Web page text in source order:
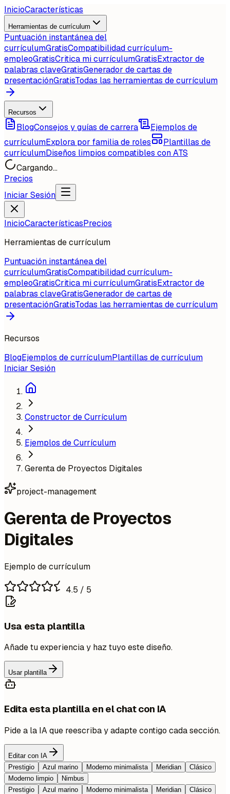
InicioCaracterísticas
Herramientas de currículum
Puntuación instantánea del
currículumGratisCompatibilidad currículum-
empleoGratisCritica mi currículumGratisExtractor de
palabras claveGratisGenerador de cartas de
presentaciónGratisTodas las herramientas de currículum
Recursos
BlogConsejos y guías de carrera
Ejemplos de
currículumExplora por familia de roles
Plantillas de
currículumDiseños limpios compatibles con ATS
Cargando...
Precios
Iniciar Sesión
InicioCaracterísticasPrecios
Herramientas de currículum
Puntuación instantánea del
currículumGratisCompatibilidad currículum-
empleoGratisCritica mi currículumGratisExtractor de
palabras claveGratisGenerador de cartas de
presentaciónGratisTodas las herramientas de currículum
Recursos
BlogEjemplos de currículumPlantillas de currículum
Iniciar Sesión
Constructor de Currículum
Ejemplos de Currículum
Gerenta de Proyectos Digitales
project-management
Gerenta de Proyectos
Digitales
Ejemplo de currículum
4.5 / 5
Usa esta plantilla
Añade tu experiencia y haz tuyo este diseño.
Usar plantilla
Edita esta plantilla en el chat con IA
Pide a la IA que reescriba y adapte contigo cada sección.
Editar con IA
Prestigio
Azul marino Moderno minimalista Meridian
Clásico
Moderno limpio
Nimbus
Prestigio
Azul marino Moderno minimalista Meridian
Clásico